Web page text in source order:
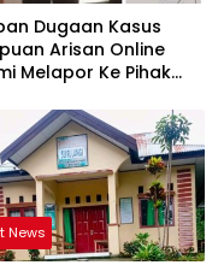
Dugaan Kasus
Arisan Online
Melapor Ke Pihak
News